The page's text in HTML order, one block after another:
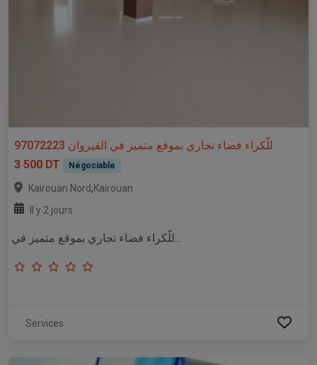
للّكراء فضاء تجاري بموقع متميز في القيروان 97072223
3 500 DT
Négociable
Kairouan Nord,Kairouan
Il y 2 jours
Services